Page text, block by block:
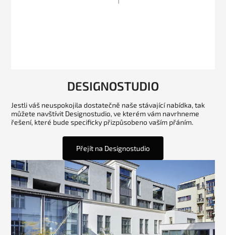
DESIGNOSTUDIO
Jestli váš neuspokojila dostatečně naše stávající nabídka, tak
můžete navštívit Designostudio, ve kterém vám navrhneme
řešení, které bude specificky přizpůsobeno vaším přáním.
Přejít na Designostudio